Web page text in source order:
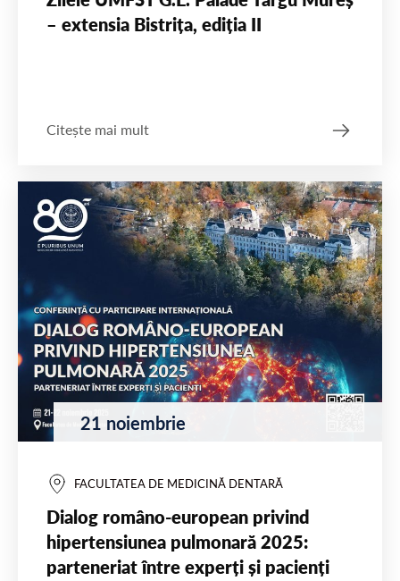
– extensia Bistrița, ediția II
Citește mai mult
21 noiembrie
FACULTATEA DE MEDICINĂ DENTARĂ
Dialog româno-european privind
hipertensiunea pulmonară 2025:
parteneriat între experți și pacienți